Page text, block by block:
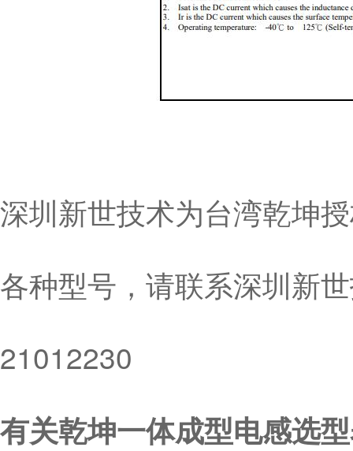
深圳新世技术为台湾乾坤
各种型号，请联系深圳新
21012230
有关乾坤一体成型电感选